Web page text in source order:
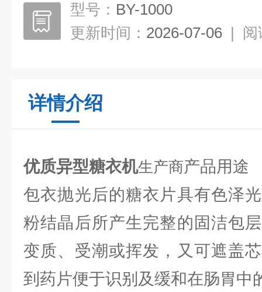
型号： BY-1000
更新时间： 2026-07-06 | 阅
详情介绍
优质异型糖衣机生产商产品用途
包衣抛光后的糖衣片具有色泽
粉结晶后所产生完整的固洁包
变质、受潮或挥发，又可遮盖
到药片便于识别及缓和在肠胃中